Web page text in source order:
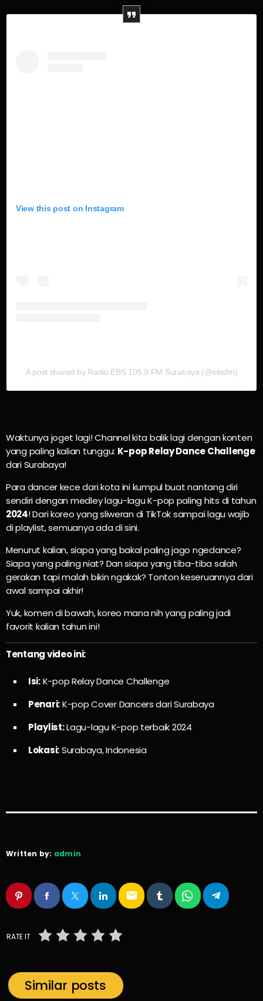
View this post on Instagram
A post shared by Radio EBS 105.9 FM Surabaya (@ebsfm)
Waktunya joget lagi! Channel kita balik lagi dengan konten
yang paling kalian tunggu: K-pop Relay Dance Challenge
dari Surabaya!
Para dancer kece dari kota ini kumpul buat nantang diri
sendiri dengan medley lagu-lagu K-pop paling hits di tahun
2024! Dari koreo yang sliweran di TikTok sampai lagu wajib
di playlist, semuanya ada di sini.
Menurut kalian, siapa yang bakal paling jago ngedance?
Siapa yang paling niat? Dan siapa yang tiba-tiba salah
gerakan tapi malah bikin ngakak? Tonton keseruannya dari
awal sampai akhir!
Yuk, komen di bawah, koreo mana nih yang paling jadi
favorit kalian tahun ini!
Tentang video ini:
Isi:K-pop Relay Dance Challenge
Penari:K-pop Cover Dancers dari Surabaya
Playlist:Lagu-lagu K-pop terbaik 2024
Lokasi:Surabaya, Indonesia
Written by: admin
email
RATE IT
Similar posts